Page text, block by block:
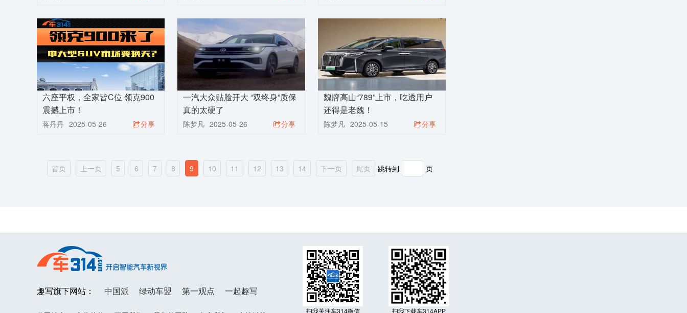
六座平权，全家皆C位 领克900
震撼上市！
蒋丹丹 2025-05-26 分享
一汽大众贴脸开大 “双终身”质保
真的太硬了
陈梦凡 2025-05-26 分享
魏牌高山“789”上市，吃透用户
还得是老魏！
陈梦凡 2025-05-15 分享
首页 上一页 5 6 7 8 9 10 11 12 13 14 下一页 尾页 跳转到 页
趣写旗下网站： 中国派 绿动车盟 第一观点 一起趣写
扫我关注车314微信 扫我下载车314APP